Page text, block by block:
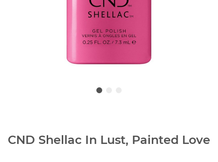
CND Shellac In Lust, Painted Love